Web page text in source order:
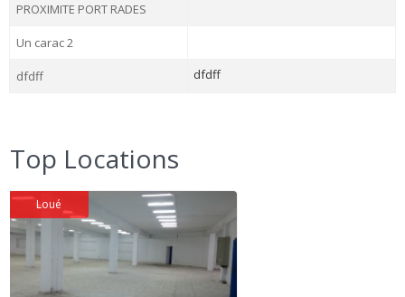
PROXIMITE PORT RADES
Un carac 2
dfdff dfdff
Top Locations
Loué